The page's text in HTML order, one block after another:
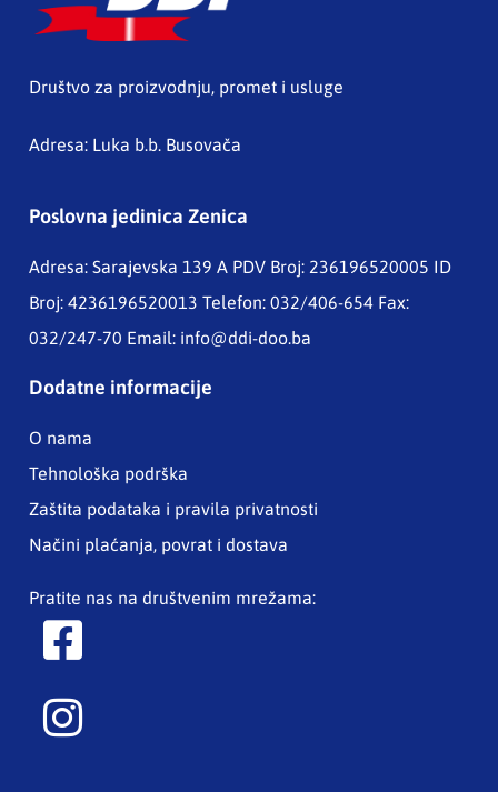
Društvo za proizvodnju, promet i usluge
Adresa: Luka b.b. Busovača
Poslovna jedinica Zenica
Adresa: Sarajevska 139 A PDV Broj: 236196520005 ID
Broj: 4236196520013 Telefon: 032/406-654 Fax:
032/247-70 Email: info@ddi-doo.ba
Dodatne informacije
O nama
Tehnološka podrška
Zaštita podataka i pravila privatnosti
Načini plaćanja, povrat i dostava
Pratite nas na društvenim mrežama: